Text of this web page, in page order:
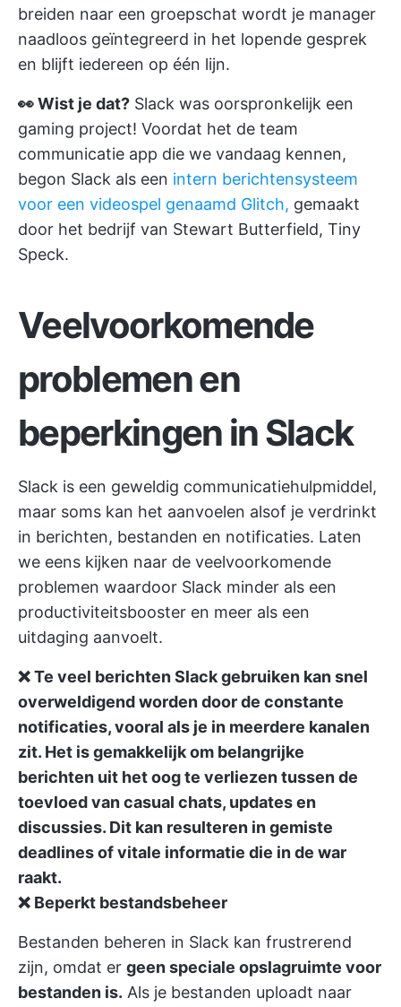
breiden naar een groepschat wordt je manager
naadloos geïntegreerd in het lopende gesprek
en blijft iedereen op één lijn.
👀 Wist je dat? Slack was oorspronkelijk een
gaming project! Voordat het de team
communicatie app die we vandaag kennen,
begon Slack als een intern berichtensysteem
voor een videospel genaamd Glitch, gemaakt
door het bedrijf van Stewart Butterfield, Tiny
Speck.
Veelvoorkomende
problemen en
beperkingen in Slack
Slack is een geweldig communicatiehulpmiddel,
maar soms kan het aanvoelen alsof je verdrinkt
in berichten, bestanden en notificaties. Laten
we eens kijken naar de veelvoorkomende
problemen waardoor Slack minder als een
productiviteitsbooster en meer als een
uitdaging aanvoelt.
❌ Te veel berichtenSlack gebruiken kan snel
overweldigend worden door de constante
notificaties, vooral als je in meerdere kanalen
zit. Het is gemakkelijk om belangrijke
berichten uit het oog te verliezentussen de
toevloed van casual chats, updates en
discussies. Dit kan resulteren in gemiste
deadlines of vitale informatie die in de war
raakt.
❌ Beperkt bestandsbeheer
Bestanden beheren in Slack kan frustrerend
zijn, omdat er geen speciale opslagruimte voor
bestanden is. Als je bestanden uploadt naar